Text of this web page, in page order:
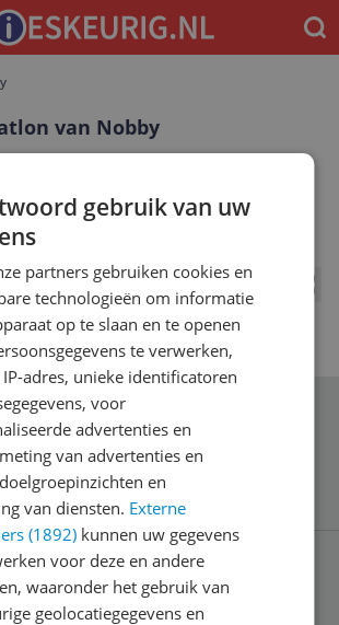
van Nobby
aanbod atletiek & triatlon van Nobby.
en reviews om de beste Nobby
vinden die bij jou past.
onze nieuwsbrief
gebruik van uw
partners gebruiken cookies en
technologieën om informatie
op te slaan en te openen
te verwerken,
adres, unieke identificatoren
voor
advertenties en
van advertenties en
en
van diensten. Externe
(1892) kunnen uw gegevens
voor deze en andere
waaronder het gebruik van
geolocatiegegevens en